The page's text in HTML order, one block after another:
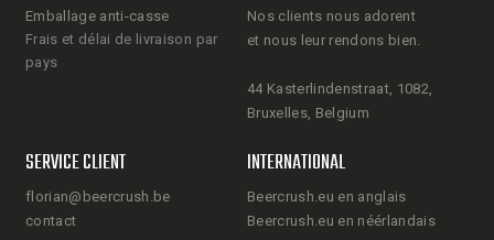
Emballage anti-casse
Frais et délai de livraison par
pays
Nos clients nous adorent
et nous leur rendons bien.
44 Kasterlindenstraat, 1082,
Bruxelles, Belgium
SERVICE CLIENT
florian@beercrush.be
contact
INTERNATIONAL
Beercrush.eu en anglais
Beercrush.eu en néérlandais